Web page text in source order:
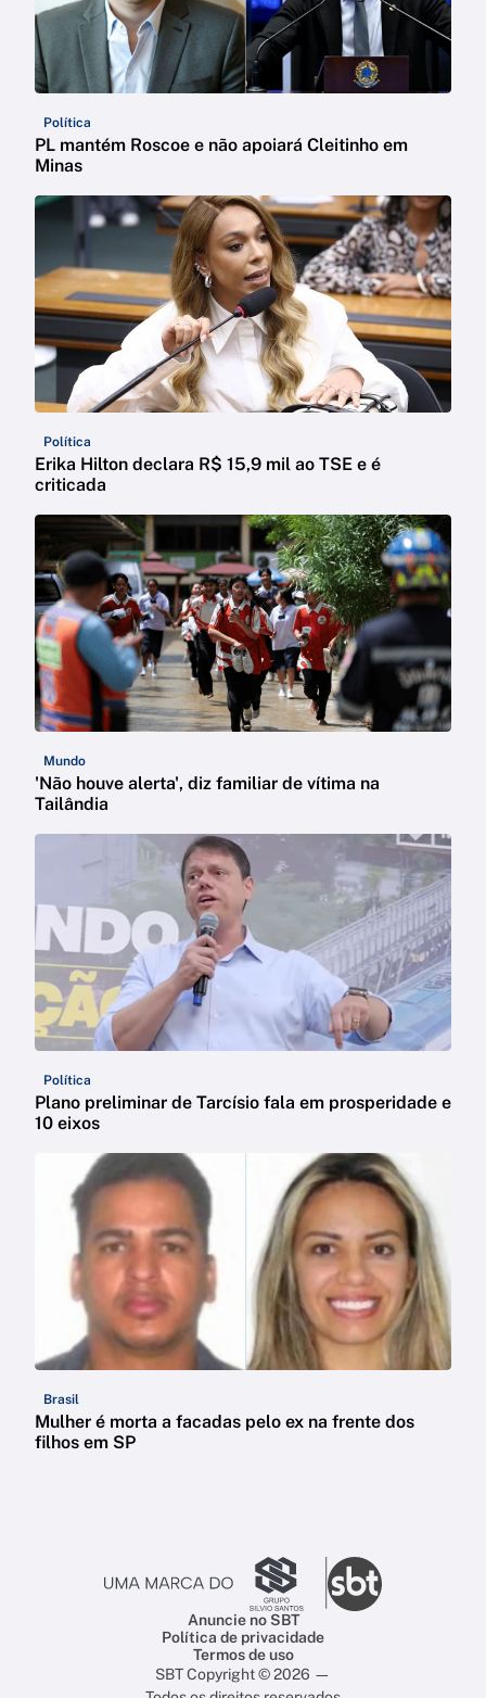
Política
PL mantém Roscoe e não apoiará Cleitinho em
Minas
Política
Erika Hilton declara R$ 15,9 mil ao TSE e é
criticada
Mundo
'Não houve alerta', diz familiar de vítima na
Tailândia
Política
Plano preliminar de Tarcísio fala em prosperidade e
10 eixos
Brasil
Mulher é morta a facadas pelo ex na frente dos
filhos em SP
Anuncie no SBT
Política de privacidade
Termos de uso
SBT Copyright © 2026 —